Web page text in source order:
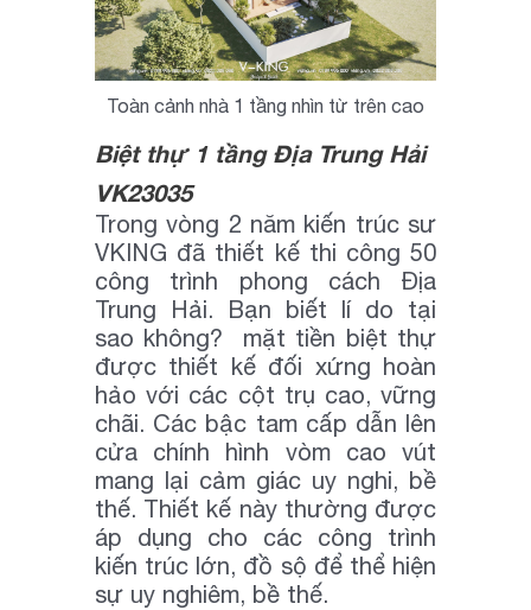
Toàn cảnh nhà 1 tầng nhìn từ trên cao
Biệt thự 1 tầng Địa Trung Hải
VK23035
Trong vòng 2 năm kiến trúc sư
VKING đã thiết kế thi công 50
công trình phong cách Địa
Trung Hải. Bạn biết lí do tại
sao không? mặt tiền biệt thự
được thiết kế đối xứng hoàn
hảo với các cột trụ cao, vững
chãi. Các bậc tam cấp dẫn lên
cửa chính hình vòm cao vút
mang lại cảm giác uy nghi, bề
thế. Thiết kế này thường được
áp dụng cho các công trình
kiến trúc lớn, đồ sộ để thể hiện
sự uy nghiêm, bề thế.